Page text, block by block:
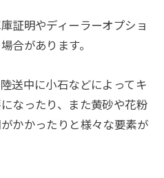
証明やディーラーオプショ
合があります。
送中に小石などによってキ
なったり、また黄砂や花粉
かかったりと様々な要素が